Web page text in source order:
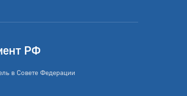
РФ
в Совете Федерации